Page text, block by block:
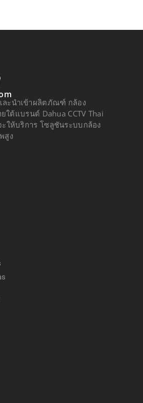
ละนำเข้าผลิตภัณฑ์ กล้อง
ยใต้แบรนด์ Dahua CCTV Thai
ให้บริการ โซลูชันระบบกล้อง
สูง